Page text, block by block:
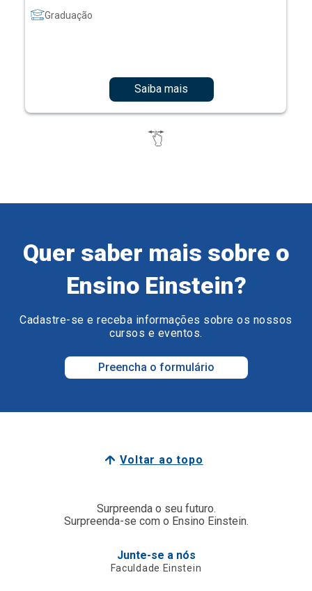
Graduação
Saiba mais
Quer saber mais sobre o
Ensino Einstein?
Cadastre-se e receba informações sobre os nossos
cursos e eventos.
Preencha o formulário
Voltar ao topo
Surpreenda o seu futuro.
Surpreenda-se com o Ensino Einstein.
Junte-se a nós
Faculdade Einstein